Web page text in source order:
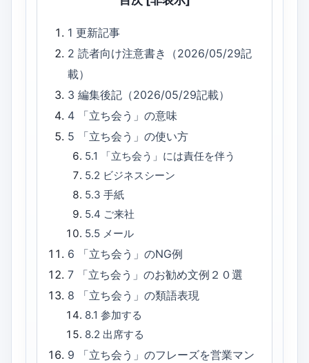
1更新記事
2読者向け注意書き（2026/05/29記
載）
3編集後記（2026/05/29記載）
4
「立ち会う」の意味
5
「立ち会う」の使い方
5.1
「立ち会う」には責任を伴う
5.2 ビジネスシーン
5.3 手紙
5.4 ご来社
5.5 メール
6
「立ち会う」のNG例
7
「立ち会う」のお勧め文例２０選
8
「立ち会う」の類語表現
8.1 参加する
8.2 出席する
9
「立ち会う」のフレーズを営業マン